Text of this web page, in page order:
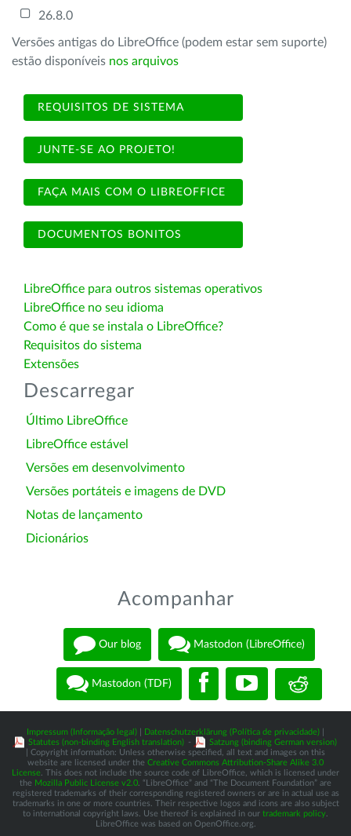
26.8.0
Versões antigas do LibreOffice (podem estar sem suporte)
estão disponíveis nos arquivos
REQUISITOS DE SISTEMA
JUNTE-SE AO PROJETO!
FAÇA MAIS COM O LIBREOFFICE
DOCUMENTOS BONITOS
LibreOffice para outros sistemas operativos
LibreOffice no seu idioma
Como é que se instala o LibreOffice?
Requisitos do sistema
Extensões
Descarregar
Último LibreOffice
LibreOffice estável
Versões em desenvolvimento
Versões portáteis e imagens de DVD
Notas de lançamento
Dicionários
Acompanhar
Our blog Mastodon (LibreOffice)
Mastodon (TDF)
Impressum (Informação legal) Datenschutzerklärung (Política de privacidade)
Statutes (non-binding English translation) -
Satzung (binding German version)
| Copyright information: Unless otherwise specified, all text and images on this
website are licensed under the Creative Commons Attribution-Share Alike 3.0
License . This does not include the source code of LibreOffice, which is licensed under
the Mozilla Public License v2.0 . “LibreOffice” and “The Document Foundation” are
registered trademarks of their corresponding registered owners or are in actual use as
trademarks in one or more countries. Their respective logos and icons are also subject
to international copyright laws. Use thereof is explained in our trademark policy
LibreOffice was based on OpenOffice.org.